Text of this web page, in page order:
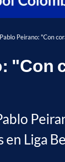
Pablo Peirano: "Con
"Con
en Liga